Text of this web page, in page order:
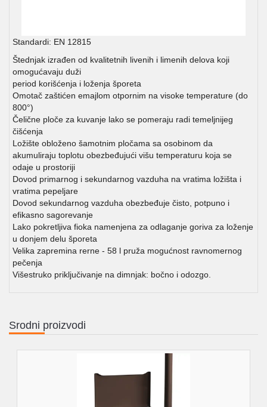
Standardi: EN 12815
Štednjak izrađen od kvalitetnih livenih i limenih delova koji
omogućavaju duži
period korišćenja i loženja šporeta
Omotač zaštićen emajlom otpornim na visoke temperature (do
800°)
Čelične ploče za kuvanje lako se pomeraju radi temeljnijeg
čišćenja
Ložište obloženo šamotnim pločama sa osobinom da
akumuliraju toplotu obezbeđujući višu temperaturu koja se
odaje u prostoriji
Dovod primarnog i sekundarnog vazduha na vratima ložišta i
vratima pepeljare
Dovod sekundarnog vazduha obezbeđuje čisto, potpuno i
efikasno sagorevanje
Lako pokretljiva fioka namenjena za odlaganje goriva za loženje
u donjem delu šporeta
Velika zapremina rerne - 58 l pruža mogućnost ravnomernog
pečenja
Višestruko priključivanje na dimnjak: bočno i odozgo.
Srodni proizvodi